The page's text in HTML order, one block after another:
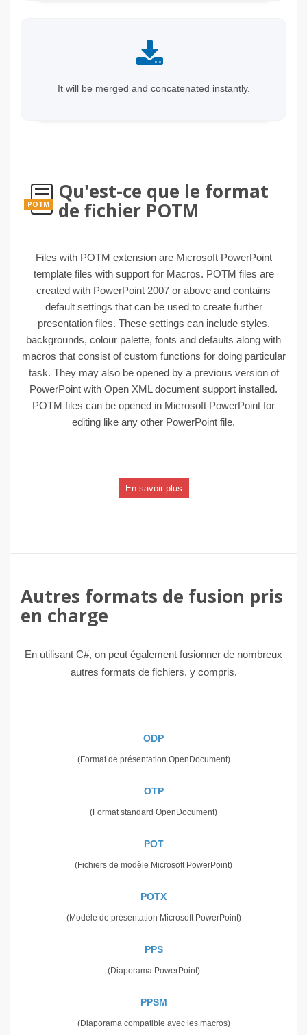
It will be merged and concatenated instantly.
POTM
Qu'est-ce que le format
de fichier POTM
Files with POTM extension are Microsoft PowerPoint
template files with support for Macros. POTM files are
created with PowerPoint 2007 or above and contains
default settings that can be used to create further
presentation files. These settings can include styles,
backgrounds, colour palette, fonts and defaults along with
macros that consist of custom functions for doing particular
task. They may also be opened by a previous version of
PowerPoint with Open XML document support installed.
POTM files can be opened in Microsoft PowerPoint for
editing like any other PowerPoint file.
En savoir plus
Autres formats de fusion pris
en charge
En utilisant C#, on peut également fusionner de nombreux
autres formats de fichiers, y compris.
ODP
(Format de présentation OpenDocument)
OTP
(Format standard OpenDocument)
POT
(Fichiers de modèle Microsoft PowerPoint)
POTX
(Modèle de présentation Microsoft PowerPoint)
PPS
(Diaporama PowerPoint)
PPSM
(Diaporama compatible avec les macros)